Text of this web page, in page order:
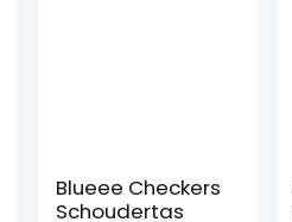
Blueee Checkers
Schoudertas